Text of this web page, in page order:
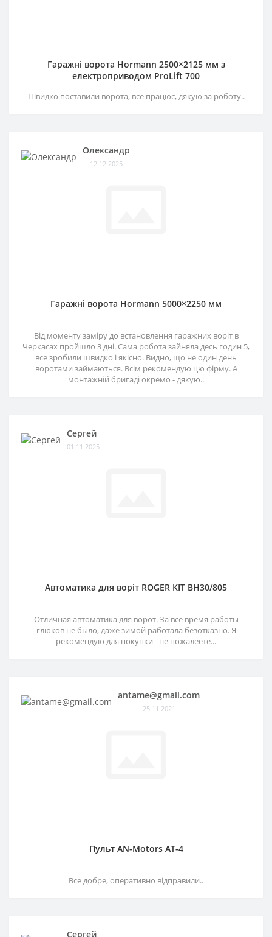
Гаражні ворота Hormann 2500×2125 мм з
електроприводом ProLift 700
Швидко поставили ворота, все працює, дякую за роботу..
Олександр
12.12.2025
Гаражні ворота Hormann 5000×2250 мм
Від моменту заміру до встановлення гаражних воріт в
Черкасах пройшло 3 дні. Сама робота зайняла десь годин 5,
все зробили швидко і якісно. Видно, що не один день
воротами займаються. Всім рекомендую цю фірму. А
монтажній бригаді окремо - дякую..
Сергей
01.11.2025
Автоматика для воріт ROGER KIT BH30/805
Отличная автоматика для ворот. За все время работы
глюков не было, даже зимой работала безотказно. Я
рекомендую для покупки - не пожалеете...
antame@gmail.com
25.11.2021
Пульт AN-Motors AT-4
Все добре, оперативно відправили..
Сергей